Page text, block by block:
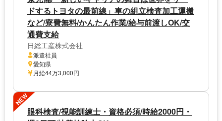
ドするトヨタの最前線」車の組立検査加工運搬
など/寮費無料/かんたん作業/給与前渡しOK/交
通費支給
日総工産株式会社
派遣社員
愛知県
月給44万3,000円
NEW
眼科検査/視能訓練士・資格必須/時給2000円・